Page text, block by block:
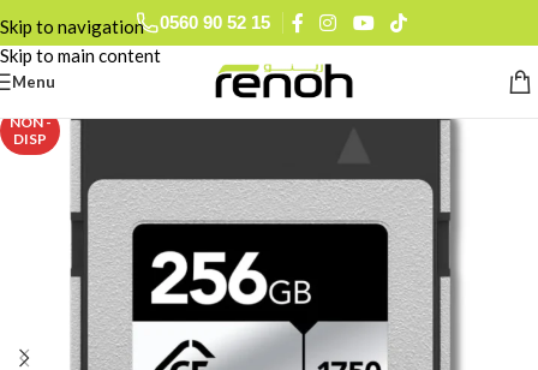
Skip to navigation
Skip to main content
0560 90 52 15
Menu
NON -
DISP